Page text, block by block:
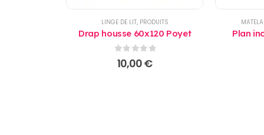
LINGE DE LIT, PRODUITS
Drap housse 60x120 Poyet
0sur 5
10,00€
Plan